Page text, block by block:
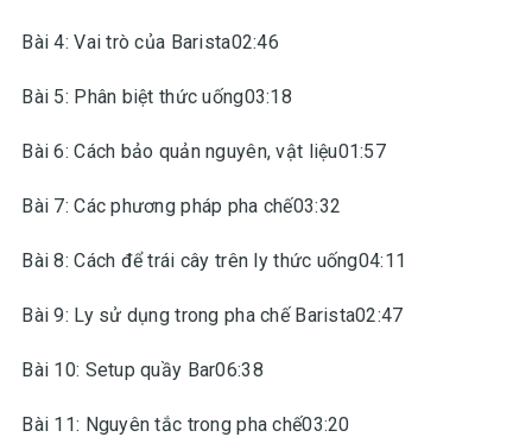
Bài 4: Vai trò của Barista02:46
Bài 5: Phân biệt thức uống03:18
Bài 6: Cách bảo quản nguyên, vật liệu01:57
Bài 7: Các phương pháp pha chế03:32
Bài 8: Cách để trái cây trên ly thức uống04:11
Bài 9: Ly sử dụng trong pha chế Barista02:47
Bài 10: Setup quầy Bar06:38
Bài 11: Nguyên tắc trong pha chế03:20